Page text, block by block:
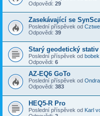
Odpovědi: 29
Zasekávající se
Poslední příspěvek od
Odpovědi: 39
Starý geodetický stativ
Poslední příspěvek od bobek
Odpovědi: 6
AZ-EQ6 GoTo
Poslední příspěvek od
Odpovědi: 383
HEQ5-R Pro
Poslední příspěvek od Karl